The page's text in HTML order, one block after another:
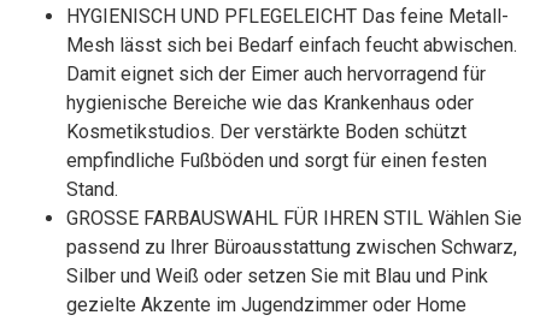
HYGIENISCH UND PFLEGELEICHT Das feine Metall-
Mesh lässt sich bei Bedarf einfach feucht abwischen.
Damit eignet sich der Eimer auch hervorragend für
hygienische Bereiche wie das Krankenhaus oder
Kosmetikstudios. Der verstärkte Boden schützt
empfindliche Fußböden und sorgt für einen festen
Stand.
GROSSE FARBAUSWAHL FÜR IHREN STIL Wählen Sie
passend zu Ihrer Büroausstattung zwischen Schwarz,
Silber und Weiß oder setzen Sie mit Blau und Pink
gezielte Akzente im Jugendzimmer oder Home